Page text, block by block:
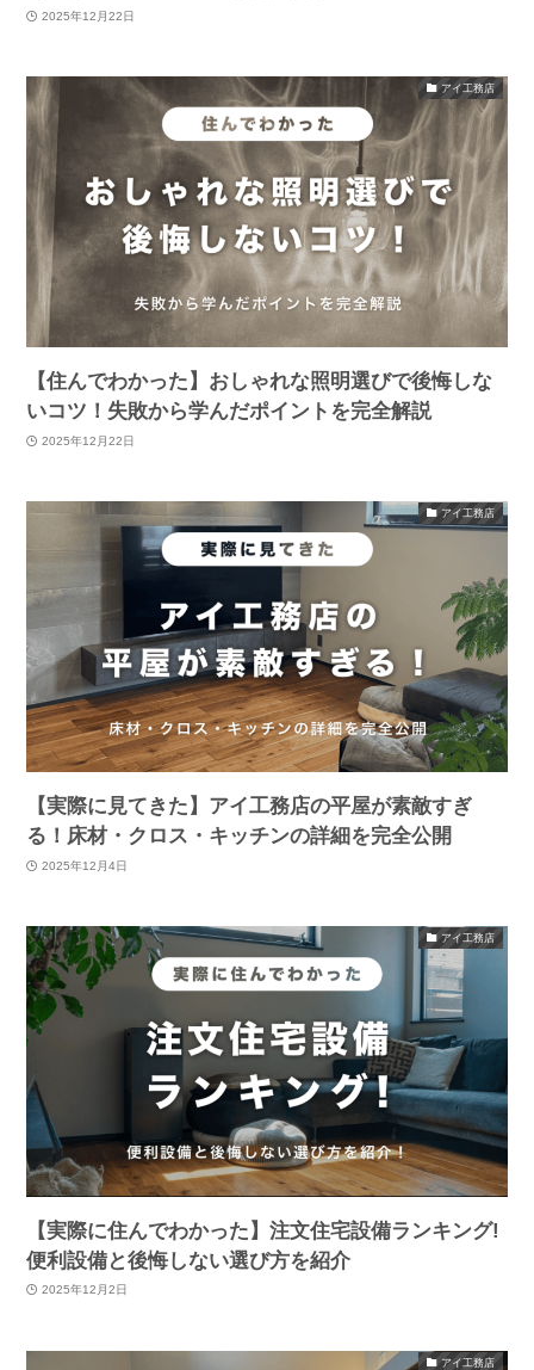
2025年12月22日
アイ工務店
【住んでわかった】おしゃれな照明選びで後悔しな
いコツ！失敗から学んだポイントを完全解説
2025年12月22日
アイ工務店
【実際に見てきた】アイ工務店の平屋が素敵すぎ
る！床材・クロス・キッチンの詳細を完全公開
2025年12月4日
アイ工務店
【実際に住んでわかった】注文住宅設備ランキング!
便利設備と後悔しない選び方を紹介
2025年12月2日
アイ工務店